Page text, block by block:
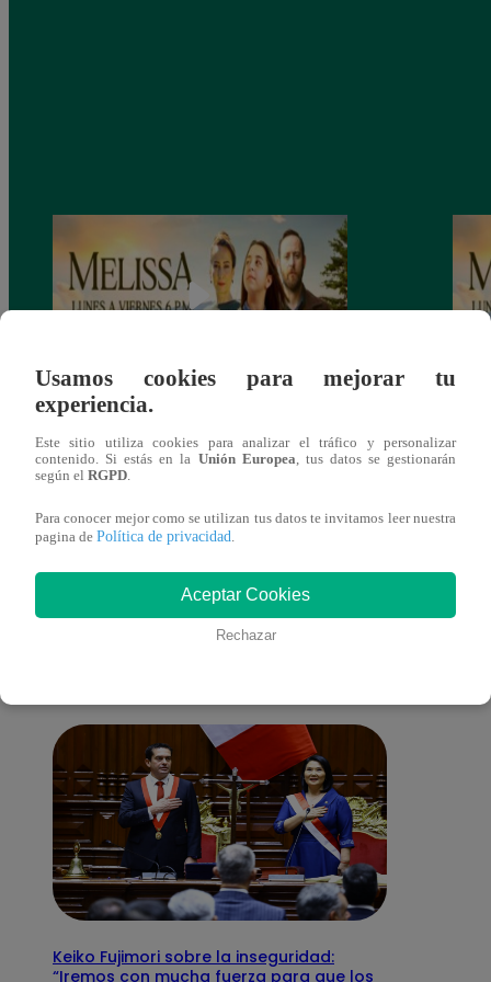
Melissa, Jueves 12 de diciembre – ver
capítulo 100 completo (online y español)
También te puede
interesar
Keiko Fujimori sobre la inseguridad:
“Iremos con mucha fuerza para que los
Usamos cookies para mejorar tu
experiencia.
Este sitio utiliza cookies para analizar el tráfico y personalizar
contenido. Si estás en la Unión Europea , tus datos se gestionarán
según el RGPD
Para conocer mejor como se utilizan tus datos te invitamos leer nuestra
pagina de Política de privacidad
Aceptar Cookies
Rechazar